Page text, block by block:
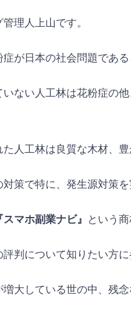
理人上山です。
が日本の社会問題である
いない人工林は花粉症の
た人工林は良質な木材、
策で特に、発生源対策
スマホ副業ナビ』 という
評判について知りたい方に
増大している世の中、残